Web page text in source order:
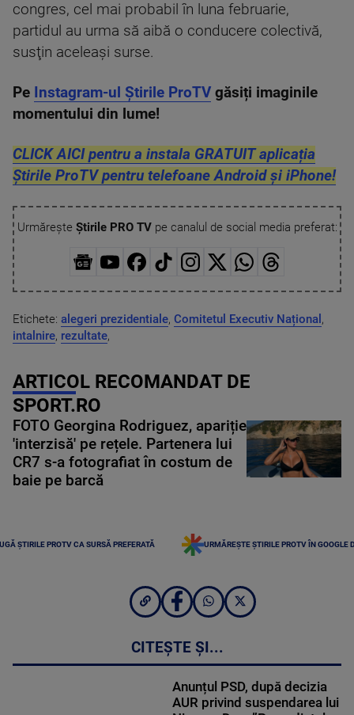
congres, cel mai probabil în luna februarie,
partidul au urma să aibă o conducere colectivă,
susţin aceleaşi surse.
Pe Instagram-ul Știrile ProTV găsiți imaginile
momentului din lume!
CLICK AICI pentru a instala GRATUIT aplicația
Știrile ProTV pentru telefoane Android și iPhone!
Urmărește Știrile PRO TVpe canalul de social media preferat:
Etichete: alegeri prezidentiale, Comitetul Executiv Național ,
intalnire, rezultate,
ARTICOL RECOMANDAT DE
SPORT.RO
FOTO Georgina Rodriguez, apariție
'interzisă' pe rețele. Partenera lui
CR7 s-a fotografiat în costum de
baie pe barcă
ȘTIRILE PROTV CA SURSĂ PREFERATĂ URMĂREȘTE ȘTIRILE PROTV ÎN GOOGLE
CITEȘTE ȘI...
Anunțul PSD, după decizia
AUR privind suspendarea lui